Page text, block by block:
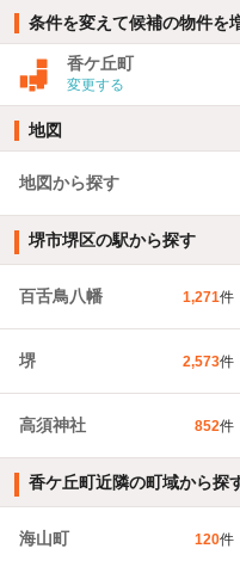
条件を変えて候補の物件を
香ケ丘町
変更する
地図
地図から探す
堺市堺区の駅から探す
百舌鳥八幡 1,271件
堺 2,573件
高須神社 852件
香ケ丘町近隣の町域から探
海山町 120件